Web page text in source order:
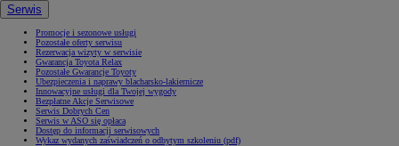
Serwis
Promocje i sezonowe usługi
Pozostałe oferty serwisu
Rezerwacja wizyty w serwisie
Gwarancja Toyota Relax
Pozostałe Gwarancje Toyoty
Ubezpieczenia i naprawy blacharsko-lakiernicze
Innowacyjne usługi dla Twojej wygody
Bezpłatne Akcje Serwisowe
Serwis Dobrych Cen
Serwis w ASO się opłaca
Dostęp do informacji serwisowych
Wykaz wydanych zaświadczeń o odbytym szkoleniu (pdf)